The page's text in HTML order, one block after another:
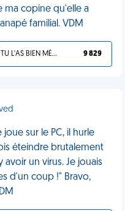
ma copine qu'elle a
familial. VDM
TU L'AS BIEN MÉRITÉ 9 829
sur le PC, il hurle
éteindre brutalement
avoir un virus. Je jouais
d'un coup !" Bravo,